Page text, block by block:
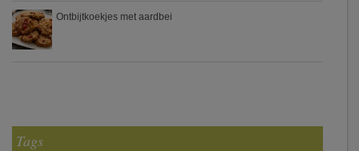
Ontbijtkoekjes met aardbei
Tags